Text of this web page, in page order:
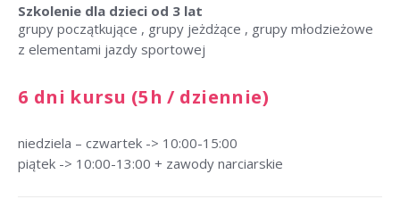
Szkolenie dla dzieci od 3 lat
grupy początkujące , grupy jeżdżące , grupy młodzieżowe
z elementami jazdy sportowej
6 dni kursu (5h / dziennie)
niedziela – czwartek -> 10:00-15:00
piątek -> 10:00-13:00 + zawody narciarskie